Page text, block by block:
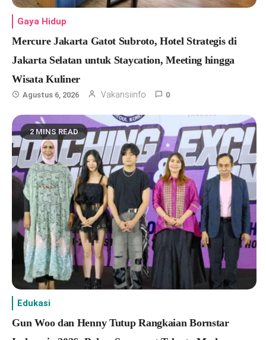
Gaya Hidup
Mercure Jakarta Gatot Subroto, Hotel Strategis di
Jakarta Selatan untuk Staycation, Meeting hingga
Wisata Kuliner
Agustus 6, 2026 Vakansiinfo 0
2 MINS READ
Edukasi
Gun Woo dan Henny Tutup Rangkaian Bornstar